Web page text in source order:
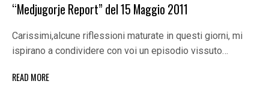
“Medjugorje Report” del 15 Maggio 2011
Carissimi,alcune riflessioni maturate in questi giorni, mi
ispirano a condividere con voi un episodio vissuto…
READ MORE